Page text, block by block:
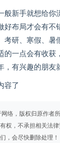
般新手就想给你
好布局才会有不
考研、寒假、暑
的一点会有收获
，有兴趣的朋友
容了
络，版权归原作者
权，不承担相关法
，会尽快删除处理！